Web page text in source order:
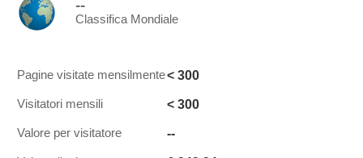
--
Classifica Mondiale
Pagine visitate mensilmente< 300
Visitatori mensili < 300
Valore per visitatore --